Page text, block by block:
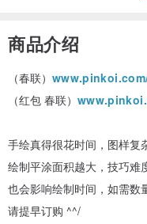
商品介绍
（春联）
（红包 春联）
手绘真得很花时间，图样复
绘制平涂面积越大，技巧难
也会影响绘制时间，如需数
请提早订购 ^^/